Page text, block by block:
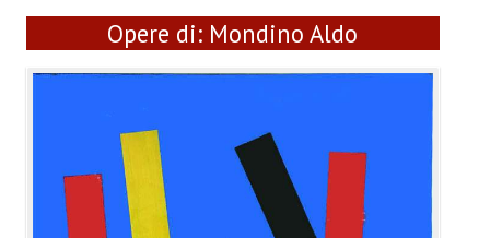
RIVISTA
Video Laboratorio Acca
Artisti Laboratorio Acca
Opere di: Mondino Aldo